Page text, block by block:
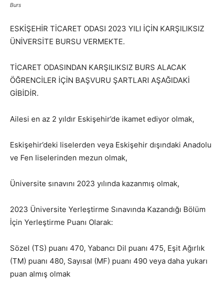
Burs
ESKİŞEHİR TİCARET ODASI 2023 YILI İÇİN KARŞILIKSIZ
ÜNİVERSİTE BURSU VERMEKTE.
TİCARET ODASINDAN KARŞILIKSIZ BURS ALACAK
ÖĞRENCİLER İÇİN BAŞVURU ŞARTLARI AŞAĞIDAKİ
GİBİDİR.
Ailesi en az 2 yıldır Eskişehir’de ikamet ediyor olmak,
Eskişehir’deki liselerden veya Eskişehir dışındaki Anadolu
ve Fen liselerinden mezun olmak,
Üniversite sınavını 2023 yılında kazanmış olmak,
2023 Üniversite Yerleştirme Sınavında Kazandığı Bölüm
İçin Yerleştirme Puanı Olarak:
Sözel (TS) puanı 470, Yabancı Dil puanı 475, Eşit Ağırlık
(TM) puanı 480, Sayısal (MF) puanı 490 veya daha yukarı
puan almış olmak